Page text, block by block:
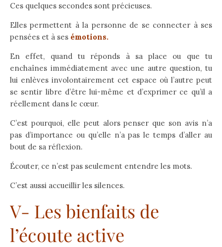
Ces quelques secondes sont précieuses.
Elles permettent à la personne de se connecter à ses
pensées et à ses émotions.
En effet, quand tu réponds à sa place ou que tu
enchaînes immédiatement avec une autre question, tu
lui enlèves involontairement cet espace où l’autre peut
se sentir libre d’être lui-même et d’exprimer ce qu’il a
réellement dans le cœur.
C’est pourquoi, elle peut alors penser que son avis n’a
pas d’importance ou qu’elle n’a pas le temps d’aller au
bout de sa réflexion.
Écouter, ce n’est pas seulement entendre les mots.
C’est aussi accueillir les silences.
V- Les bienfaits de
l’écoute active